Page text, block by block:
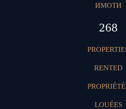
ИМОТИ
407
RENTED
LOUÉES